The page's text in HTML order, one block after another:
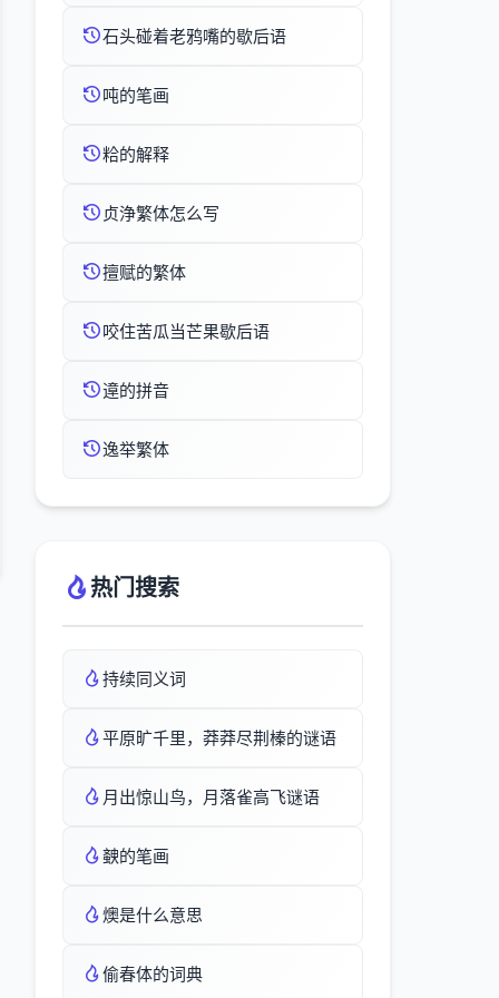
石头碰着老鸦嘴的歇后语
吨的笔画
粭的解释
贞浄繁体怎么写
擅赋的繁体
咬住苦瓜当芒果歇后语
遧的拼音
逸举繁体
热门搜索
持续同义词
平原旷千里，莽莽尽荆榛的谜语
月出惊山鸟，月落雀高飞谜语
螤的笔画
燠是什么意思
偷春体的词典